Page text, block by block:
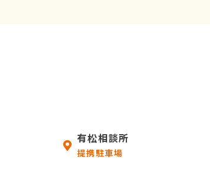
有松相談所
提携駐車場